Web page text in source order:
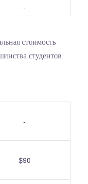
-
стоимость
студентов
-
$90